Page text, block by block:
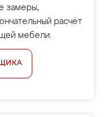
замеры,
расчёт
мебели.